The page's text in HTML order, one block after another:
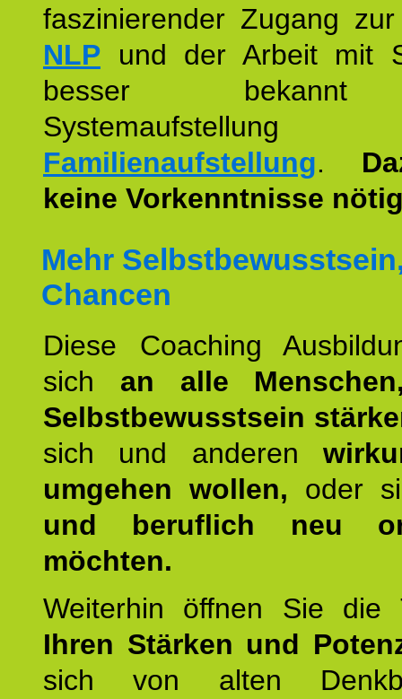
faszinierender Zugang
NLP und der Arbeit mit
besser
Familienaufstellung.
keine Vorkenntnisse
Mehr
Chancen
Diese Coaching
sich an alle
Selbstbewusstsein
sich und anderen
umgehen wollen, oder
und beruflich neu
möchten.
Weiterhin öffnen Sie
Ihren Stärken und
sich von alten